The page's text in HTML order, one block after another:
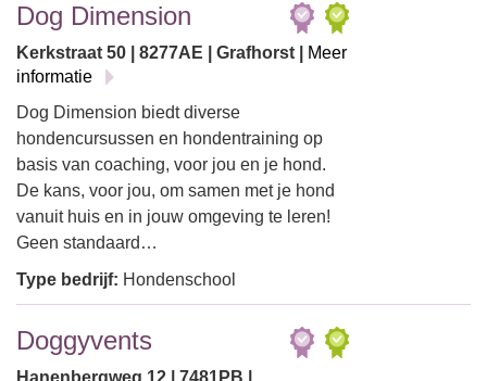
Dog Dimension
Kerkstraat 50 | 8277AE | Grafhorst |
Meer
informatie
Dog Dimension biedt diverse
hondencursussen en hondentraining op
basis van coaching, voor jou en je hond.
De kans, voor jou, om samen met je hond
vanuit huis en in jouw omgeving te leren!
Geen standaard…
Type bedrijf: Hondenschool
Doggyvents
Hanenbergweg 12 | 7481PB |